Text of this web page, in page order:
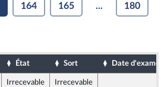
164 165 ... 180
État Sort Date d'examen
Irrecevable Irrecevable